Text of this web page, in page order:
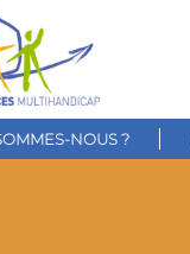
NOUS ?